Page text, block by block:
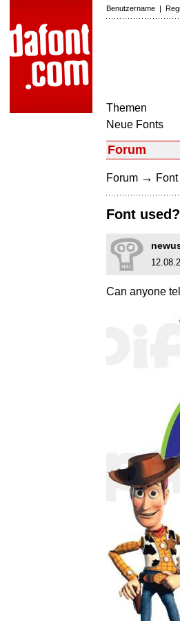
Benutzername |
Themen
Neue Fonts
Forum
Forum →
Font used?
Can anyone